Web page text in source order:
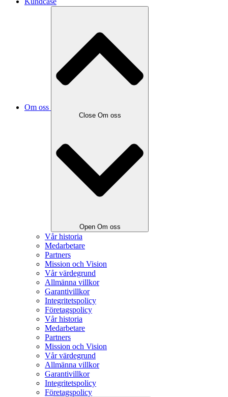
Om oss
Close Om oss
Open Om oss
Vår historia
Medarbetare
Partners
Mission och Vision
Vår värdegrund
Allmänna villkor
Garantivillkor
Integritetspolicy
Företagspolicy
Vår historia
Medarbetare
Partners
Mission och Vision
Vår värdegrund
Allmänna villkor
Garantivillkor
Integritetspolicy
Företagspolicy